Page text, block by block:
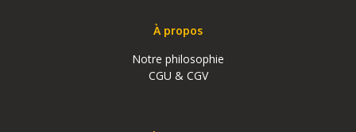
À propos
Notre philosophie
CGU & CGV